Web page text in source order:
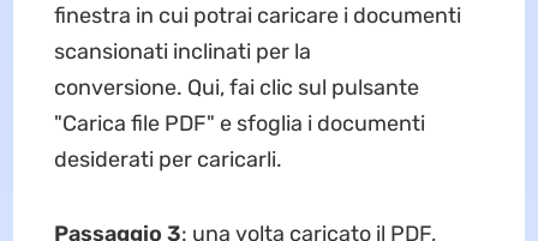
finestra in cui potrai caricare i documenti
scansionati inclinati per la
conversione. Qui, fai clic sul pulsante
"Carica file PDF" e sfoglia i documenti
desiderati per caricarli.
Passaggio 3: una volta caricato il PDF,